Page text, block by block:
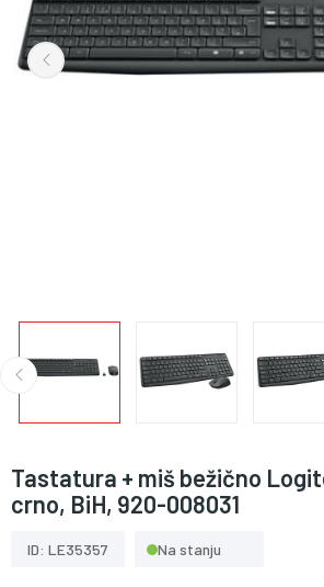
Tastatura + miš bežično
crno, BiH, 920-008031
ID: LE35357 Na stanju